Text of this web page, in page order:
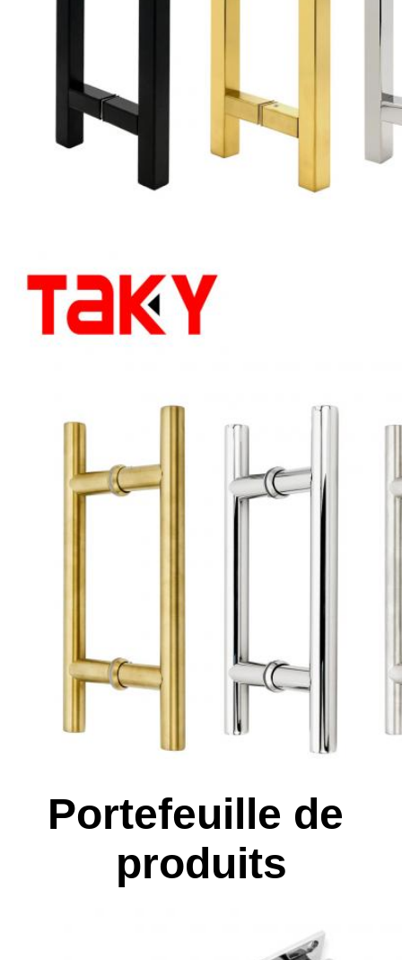
Portefeuille de
produits